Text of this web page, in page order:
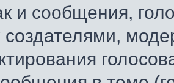
и сообщения,
создателями,